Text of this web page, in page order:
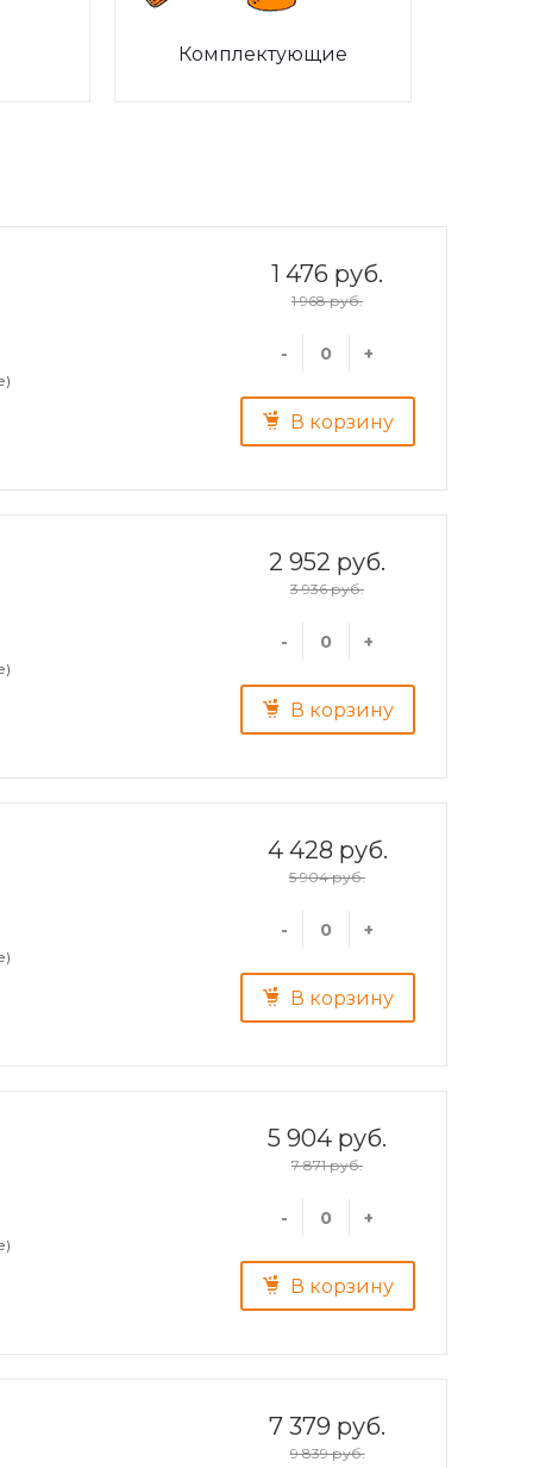
Комплектующие
1 476 руб.
1 968 руб.
- +
В корзину
2 952 руб.
3 936 руб.
- +
В корзину
4 428 руб.
5 904 руб.
- +
В корзину
5 904 руб.
7 871 руб.
- +
В корзину
7 379 руб.
9 839 руб.